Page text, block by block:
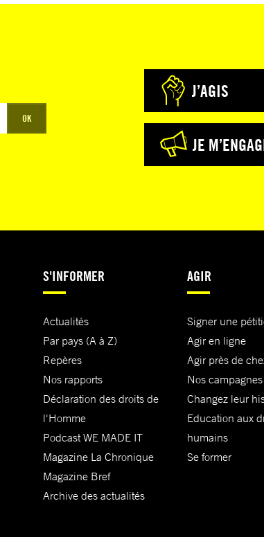
OK
J’AGIS
JE
S'INFORMER
Actualités
Par pays (A à Z)
Repères
Nos rapports
Déclaration des droits de
l'Homme
Podcast WE MADE IT
Magazine La Chronique
Magazine Bref
Archive des actualités
AGIR
Signer une
Agir en ligne
Agir près de
Nos campagnes
Changez leur
Education aux
humains
Se former